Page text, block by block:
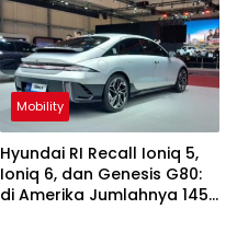
Mobility
Hyundai RI Recall Ioniq 5,
Ioniq 6, dan Genesis G80:
di Amerika Jumlahnya 145